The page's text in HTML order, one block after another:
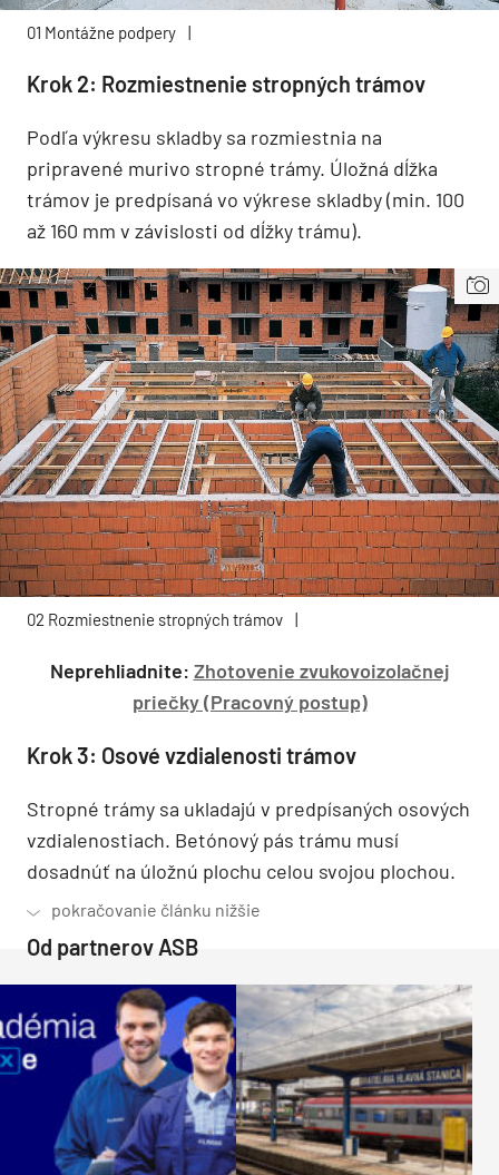
01 Montážne podpery |
Krok 2: Rozmiestnenie stropných trámov
Podľa výkresu skladby sa rozmiestnia na
pripravené murivo stropné trámy. Úložná dĺžka
trámov je predpísaná vo výkrese skladby (min. 100
až 160 mm v závislosti od dĺžky trámu).
02 Rozmiestnenie stropných trámov
Neprehliadnite: Zhotovenie zvukovoizolačnej
priečky (Pracovný postup)
Krok 3: Osové vzdialenosti trámov
Stropné trámy sa ukladajú v predpísaných osových
vzdialenostiach. Betónový pás trámu musí
dosadnúť na úložnú plochu celou svojou plochou.
Od partnerov ASB